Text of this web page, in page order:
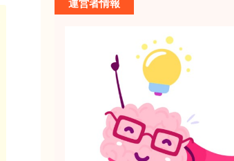
運営者情報